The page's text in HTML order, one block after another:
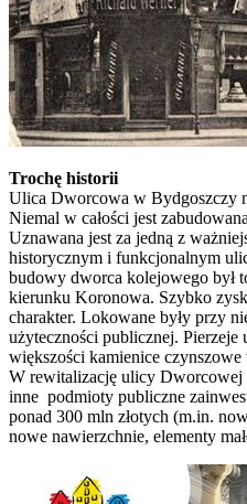
Trochę historii
Ulica Dworcowa w Bydgoszczy
Niemal w całości jest
Uznawana jest za jedną z
historycznym i funkcjonalnym
budowy dworca kolejowego był
kierunku Koronowa. Szybko
charakter. Lokowane były przy
użyteczności publicznej.
większości kamienice
W rewitalizację ulicy Dworcowej
inne podmioty publiczne
ponad 300 mln złotych (m.in.
nowe nawierzchnie, elementy